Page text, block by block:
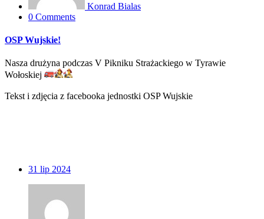
Konrad Bialas
0 Comments
OSP Wujskie!
Nasza drużyna podczas V Pikniku Strażackiego w Tyrawie
Wołoskiej
Tekst i zdjęcia z facebooka jednostki OSP Wujskie
31 lip 2024